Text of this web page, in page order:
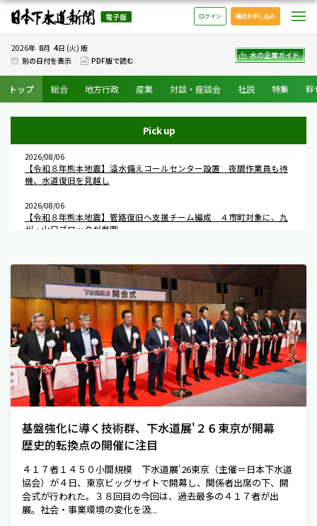
日本下水道新聞 電子版
ログイン 購読お申し込み
2026年 8月 4日 (火) 版
別の日付を表示
PDF版で読む
水の企業ガイド
トップ 総合 地方行政 産業 対談・座談会 社説 特集 幹
Pick up
2026/08/06
【令和８年熊本地震】溢水備えコールセンター設置 夜間作業員も待
機、水道復旧を見越し
2026/08/06
【令和８年熊本地震】管路復旧へ支援チーム編成 ４市町対象に、九
州・山口ブロックが参画
基盤強化に導く技術群、下水道展'２６東京が開幕
歴史的転換点の開催に注目
４１７者１４５０小間規模 下水道展'26東京（主催＝日本下水道
協会）が４日、東京ビッグサイトで開幕し、関係者出席の下、開
会式が行われた。３８回目の今回は、過去最多の４１７者が出
展。社会・事業環境の変化を汲...